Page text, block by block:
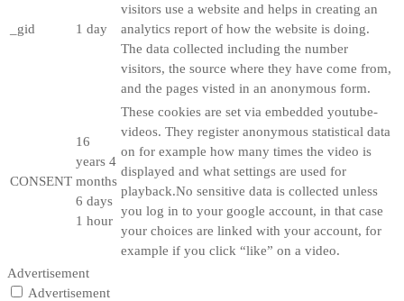
_gid 1 day
visitors use a website and helps in creating an
analytics report of how the website is doing.
The data collected including the number
visitors, the source where they have come from,
and the pages visted in an anonymous form.
CONSENT
16
years 4
months
6 days
1 hour
These cookies are set via embedded youtube-
videos. They register anonymous statistical data
on for example how many times the video is
displayed and what settings are used for
playback.No sensitive data is collected unless
you log in to your google account, in that case
your choices are linked with your account, for
example if you click “like” on a video.
Advertisement
Advertisement